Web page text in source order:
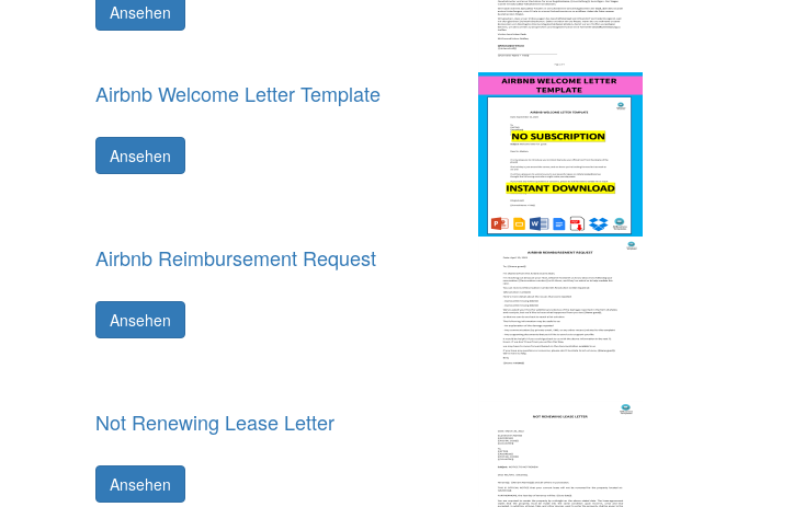
Ansehen
Airbnb Welcome Letter Template
Ansehen
Airbnb Reimbursement Request
Ansehen
Not Renewing Lease Letter
Ansehen